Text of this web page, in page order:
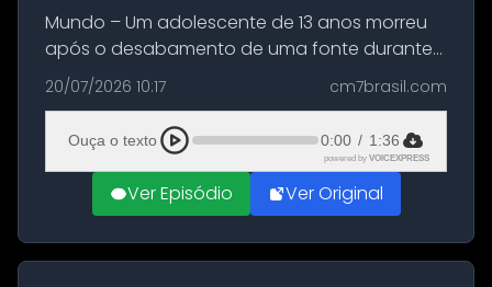
Mundo – Um adolescente de 13 anos morreu
após o desabamento de uma fonte durante
as comemorações pelo título da Copa do
Mundo conquistado pela Espanha, em
Ciudad Rodrigo, na província de Salamanca,
no...
20/07/2026 10:17 cm7brasil.com
Ouça o texto 0:00 / 1:36
powered by VOICEXPRESS
Ver Episódio Ver Original